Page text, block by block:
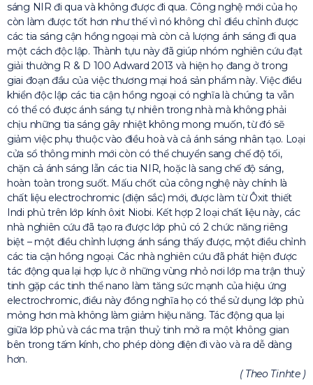
sáng NIR đi qua và không được đi qua. Công nghệ mới của họ
còn làm được tốt hơn như thế vì nó không chỉ điều chỉnh được
các tia sáng cận hồng ngoại mà còn cả lượng ánh sáng đi qua
một cách độc lập. Thành tựu này đã giúp nhóm nghiên cứu đạt
giải thưởng R & D 100 Adward 2013 và hiện họ đang ở trong
giai đoạn đầu của việc thương mại hoá sản phẩm này. Việc điều
khiển độc lập các tia cận hồng ngoại có nghĩa là chúng ta vẫn
có thể có được ánh sáng tự nhiên trong nhà mà không phải
chịu những tia sáng gây nhiệt không mong muốn, từ đó sẽ
giảm việc phụ thuộc vào điều hoà và cả ánh sáng nhân tạo. Loại
cửa sổ thông minh mới còn có thể chuyển sang chế độ tối,
chặn cả ánh sáng lẫn các tia NIR, hoặc là sang chế độ sáng,
hoàn toàn trong suốt. Mấu chốt của công nghệ này chính là
chất liệu electrochromic (điện sắc) mới, được làm từ Ôxit thiết
Indi phủ trên lớp kính ôxit Niobi. Kết hợp 2 loại chất liệu này, các
nhà nghiên cứu đã tạo ra được lớp phủ có 2 chức năng riêng
biệt – một điều chỉnh lượng ánh sáng thấy được, một điều chỉnh
các tia cận hồng ngoại. Các nhà nghiên cứu đã phát hiện được
tác động qua lại hợp lực ở những vùng nhỏ nơi lớp ma trận thuỷ
tinh gặp các tinh thể nano làm tăng sức mạnh của hiệu ứng
electrochromic, điều này đồng nghĩa họ có thể sử dụng lớp phủ
mỏng hơn mà không làm giảm hiệu năng. Tác động qua lại
giữa lớp phủ và các ma trận thuỷ tinh mở ra một không gian
bên trong tấm kính, cho phép dòng điện đi vào và ra dễ dàng
hơn.
( Theo Tinhte )